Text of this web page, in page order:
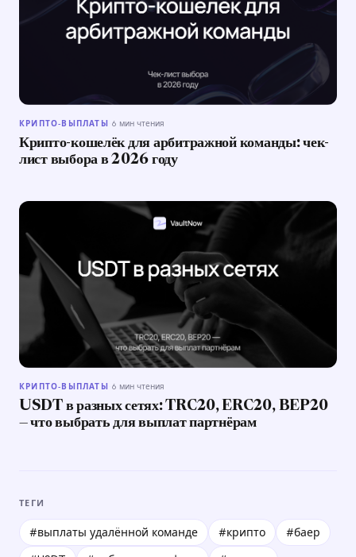
КРИПТО-ВЫПЛАТЫ ·6 мин чтения
Крипто-кошелёк для арбитражной команды: чек-
лист выбора в 2026 году
КРИПТО-ВЫПЛАТЫ ·6 мин чтения
USDT в разных сетях: TRC20, ERC20, BEP20
— что выбрать для выплат партнёрам
ТЕГИ
#выплаты удалённой команде #крипто
#баер